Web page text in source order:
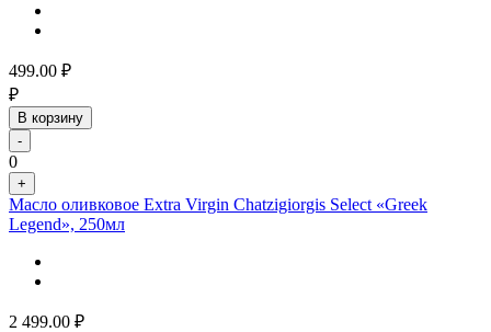
499.00 ₽
₽
В корзину
-
0
+
Масло оливковое Extra Virgin Chatzigiorgis Select «Greek
Legend», 250мл
2 499.00 ₽